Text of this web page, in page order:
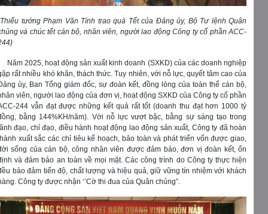
tướng Phạm Văn Tính trao quà Tết của Đảng ủy, Bộ Tư lệnh Quân
và chúc tết cán bộ, nhân viên, người lao động Công ty cổ phần ACC-
2025, hoạt động sản xuất kinh doanh (SXKD) của các doanh nghiệp
rất nhiều khó khăn, thách thức. Tuy nhiên, với nỗ lực, quyết tâm cao của
ủy, Ban Tổng giám đốc, sự đoàn kết, đồng lòng của toàn thể cán bộ,
viên, người lao động của đơn vị, hoạt động SXKD của Công ty cổ phần
244 vẫn đạt được những kết quả rất tốt (doanh thu đạt hơn 1000 tỷ
bằng 144%KH/năm). Với nỗ lực vượt bậc, bằng sự sáng tạo trong
đạo, chỉ đạo, điều hành hoạt động lao động sản xuất, Công ty đã hoàn
xuất sắc các chỉ tiêu kế hoạch, bảo toàn và phát triển vốn được giao,
sống của cán bộ, công nhân viên được đảm bảo, đơn vị đoàn kết, ổn
và đảm bảo an toàn về mọi mặt. Các công trình do Công ty thực hiện
bảo đảm tiến độ, chất lượng và hiệu quả, giữ vững tín nhiệm với khách
Công ty được nhận ‘’Cờ thi đua của Quân chủng”.